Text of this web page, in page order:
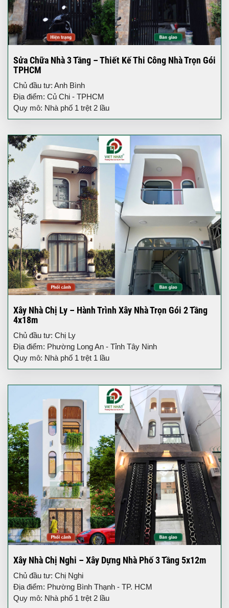
Sửa Chữa Nhà 3 Tầng – Thiết Kế Thi Công Nhà Trọn Gói
TPHCM
Chủ đầu tư: Anh Bình
Địa điểm: Củ Chi - TPHCM
Quy mô: Nhà phố 1 trệt 2 lầu
Xây Nhà Chị Ly – Hành Trình Xây Nhà Trọn Gói 2 Tầng
4x18m
Chủ đầu tư: Chị Ly
Địa điểm: Phường Long An - Tỉnh Tây Ninh
Quy mô: Nhà phố 1 trệt 1 lầu
Xây Nhà Chị Nghi – Xây Dựng Nhà Phố 3 Tầng 5x12m
Chủ đầu tư: Chị Nghi
Địa điểm: Phường Bình Thạnh - TP. HCM
Quy mô: Nhà phố 1 trệt 2 lầu